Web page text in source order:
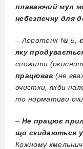
плаваючий мул
небезпечну для
– Аеротенк № 5,
яку
спожити
працював (не
очистки, якби
то нормативи
– Не працює
що скидаються у
Кожному